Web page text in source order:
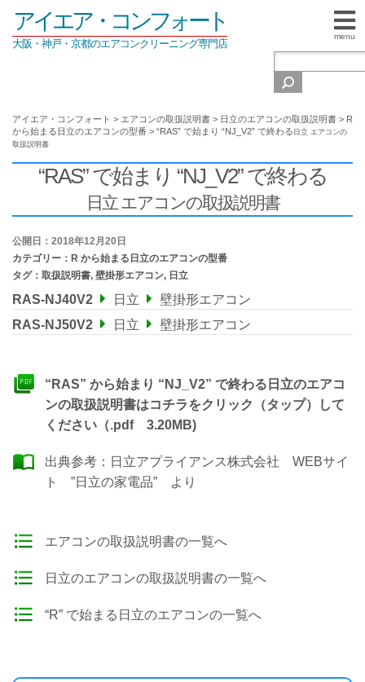
menu
アイエア・コンフォート
大阪・神戸・京都のエアコンクリーニング専門店
アイエア・コンフォート > エアコンの取扱説明書 > 日立のエアコンの取扱説明書 > R
から始まる日立のエアコンの型番 > “RAS” で始まり “NJ_V2” で終わる 日立 エアコンの
取扱説明書
“RAS” で始まり “NJ_V2” で終わる
日立 エアコンの取扱説明書
公開日：2018年12月20日
カテゴリー： R から始まる日立のエアコンの型番
タグ： 取扱説明書, 壁掛形エアコン, 日立
RAS-NJ40V2 日立
壁掛形エアコン
RAS-NJ50V2
日立 壁掛形エアコン
“RAS” から始まり “NJ_V2” で終わる日立のエアコ
ンの取扱説明書はコチラをクリック（タップ）して
ください（.pdf 3.20MB)
出典参考： 日立アプライアンス株式会社 WEBサイ
ト ”日立の家電品” より
エアコンの取扱説明書の一覧へ
日立のエアコンの取扱説明書の一覧へ
“R” で始まる日立のエアコンの一覧へ